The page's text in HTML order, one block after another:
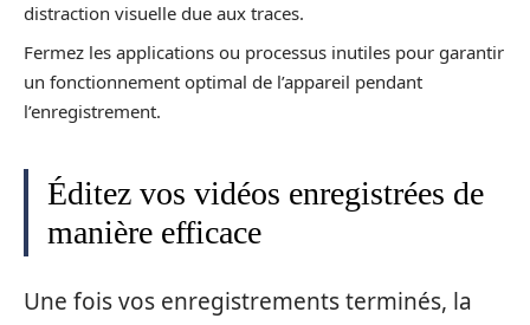
distraction visuelle due aux traces.
Fermez les applications ou processus inutiles pour garantir
un fonctionnement optimal de l’appareil pendant
l’enregistrement.
Éditez vos vidéos enregistrées de
manière efficace
Une fois vos enregistrements terminés, la